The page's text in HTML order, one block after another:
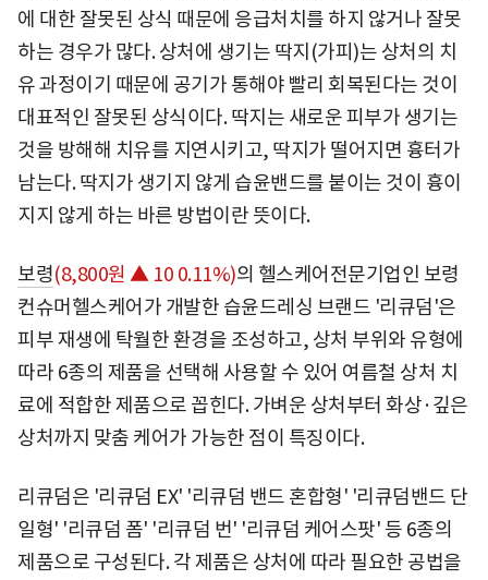
에 대한 잘못된 상식 때문에 응급처치를 하지 않거나 잘못
하는 경우가 많다. 상처에 생기는 딱지(가피)는 상처의 치
유 과정이기 때문에 공기가 통해야 빨리 회복된다는 것이
대표적인 잘못된 상식이다. 딱지는 새로운 피부가 생기는
것을 방해해 치유를 지연시키고, 딱지가 떨어지면 흉터가
남는다. 딱지가 생기지 않게 습윤밴드를 붙이는 것이 흉이
지지 않게 하는 바른 방법이란 뜻이다.
보령(8,800원 ▲ 10 0.11%)의 헬스케어전문기업인 보령
컨슈머헬스케어가 개발한 습윤드레싱 브랜드 '리큐덤'은
피부 재생에 탁월한 환경을 조성하고, 상처 부위와 유형에
따라 6종의 제품을 선택해 사용할 수 있어 여름철 상처 치
료에 적합한 제품으로 꼽힌다. 가벼운 상처부터 화상·깊은
상처까지 맞춤 케어가 가능한 점이 특징이다.
리큐덤은 '리큐덤 EX' '리큐덤 밴드 혼합형' '리큐덤밴드 단
일형' '리큐덤 폼' '리큐덤 번' '리큐덤 케어스팟' 등 6종의
제품으로 구성된다. 각 제품은 상처에 따라 필요한 공법을